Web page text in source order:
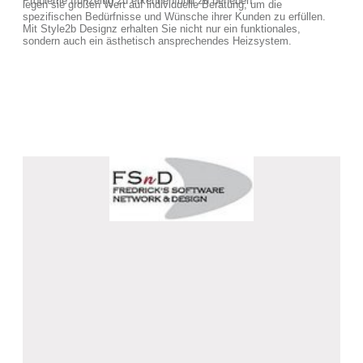
legen sie großen Wert auf individuelle Beratung, um die
spezifischen Bedürfnisse und Wünsche ihrer Kunden zu erfüllen.
Mit Style2b Designz erhalten Sie nicht nur ein funktionales,
sondern auch ein ästhetisch ansprechendes Heizsystem.